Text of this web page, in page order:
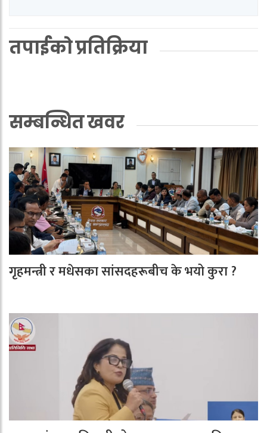
तपाईको प्रतिक्रिया
सम्बन्धित खवर
गृहमन्त्री र मधेसका सांसदहरूबीच के भयो कुरा ?